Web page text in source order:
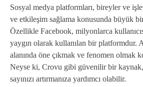
Sosyal medya platformları, bireyler ve
ve etkileşim sağlama konusunda büyük
Özellikle Facebook, milyonlarca
yaygın olarak kullanılan bir platformdur.
alanında öne çıkmak ve fenomen olmak
Neyse ki, Crovu gibi güvenilir bir
sayınızı artırmanıza yardımcı olabilir.